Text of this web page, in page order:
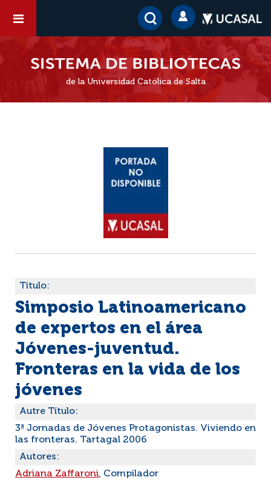
de la Universidad Católica de Salta
Título:
Simposio Latinoamericano
de expertos en el área
Jóvenes-juventud.
Fronteras en la vida de los
jóvenes
Autre Título:
3ª Jornadas de Jóvenes Protagonistas. Viviendo en
las fronteras. Tartagal 2006
Autores:
Adriana Zaffaroni, Compilador